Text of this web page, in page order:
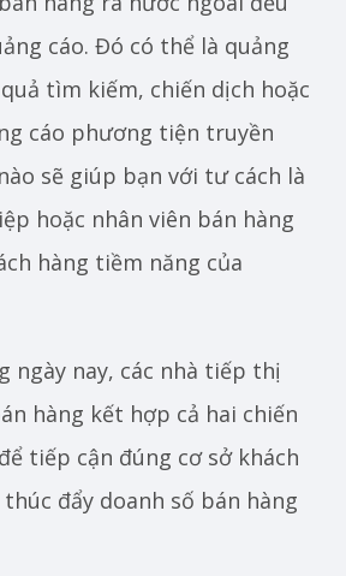
cáo. Đó có thể là quảng
tìm kiếm, chiến dịch hoặc
cáo phương tiện truyền
sẽ giúp bạn với tư cách là
hoặc nhân viên bán hàng
hàng tiềm năng của
ngày nay, các nhà tiếp thị
hàng kết hợp cả hai chiến
tiếp cận đúng cơ sở khách
thúc đẩy doanh số bán hàng